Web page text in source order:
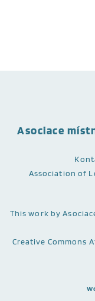
Asociace
Association of
This work by
Creative Commons